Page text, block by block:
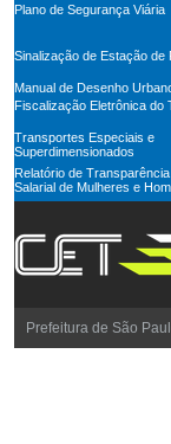
Plano de Segurança Viária
Sinalização de Estação de
Manual de Desenho
Fiscalização Eletrônica do
Transportes Especiais e
Superdimensionados
Relatório de
Salarial de Mulheres e
Prefeitura de São